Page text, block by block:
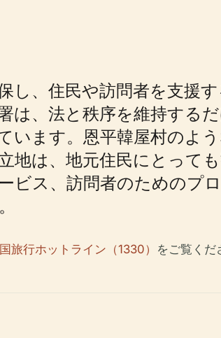
し、住民や訪問者を支援
は、法と秩序を維持する
います。恩平韓屋村のよ
地は、地元住民にとって
ビス、訪問者のためのプ
旅行ホットライン（1330） をご覧くだ